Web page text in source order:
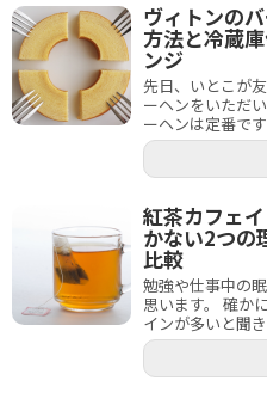
ヴィトンの
方法と冷蔵
ンジ
先日、いとこが
ーヘンをいただ
ーヘンは定番で
紅茶カフェ
かない2つの
比較
勉強や仕事中の
思います。 確か
インが多いと聞